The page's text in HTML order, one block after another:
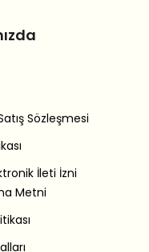
Sözleşmesi
İleti İzni
Metni